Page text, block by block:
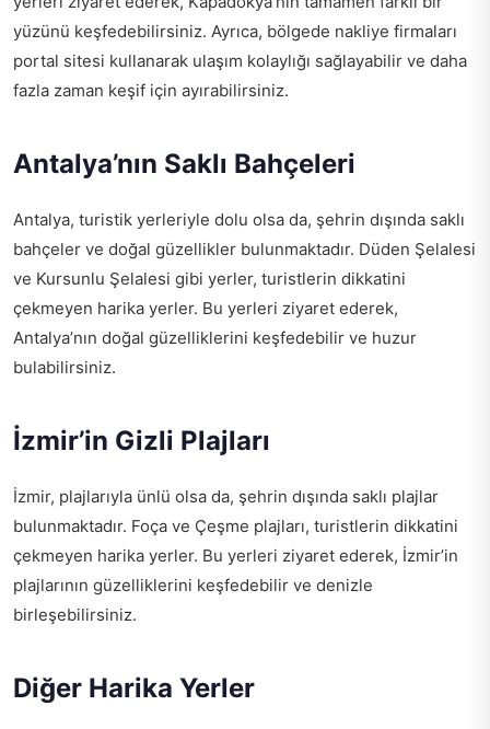
yüzünü keşfedebilirsiniz. Ayrıca, bölgede nakliye firmaları
portal sitesi kullanarak ulaşım kolaylığı sağlayabilir ve daha
fazla zaman keşif için ayırabilirsiniz.
Antalya’nın Saklı Bahçeleri
Antalya, turistik yerleriyle dolu olsa da, şehrin dışında saklı
bahçeler ve doğal güzellikler bulunmaktadır. Düden Şelalesi
ve Kursunlu Şelalesi gibi yerler, turistlerin dikkatini
çekmeyen harika yerler. Bu yerleri ziyaret ederek,
Antalya’nın doğal güzelliklerini keşfedebilir ve huzur
bulabilirsiniz.
İzmir’in Gizli Plajları
İzmir, plajlarıyla ünlü olsa da, şehrin dışında saklı plajlar
bulunmaktadır. Foça ve Çeşme plajları, turistlerin dikkatini
çekmeyen harika yerler. Bu yerleri ziyaret ederek, İzmir’in
plajlarının güzelliklerini keşfedebilir ve denizle
birleşebilirsiniz.
Diğer Harika Yerler